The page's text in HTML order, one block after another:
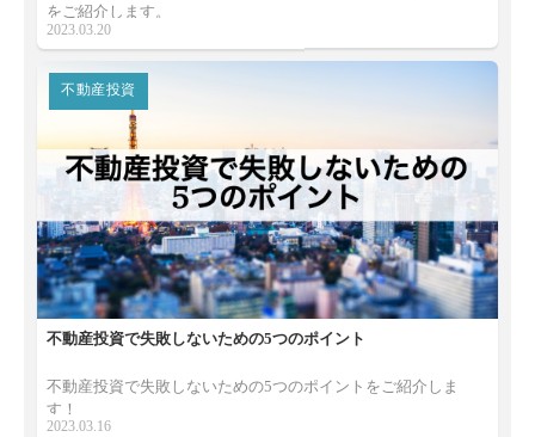
をご紹介します。
2023.03.20
不動産投資
不動産投資で失敗しないための5つのポイント
不動産投資で失敗しないための5つのポイントをご紹介しま
す！
2023.03.16